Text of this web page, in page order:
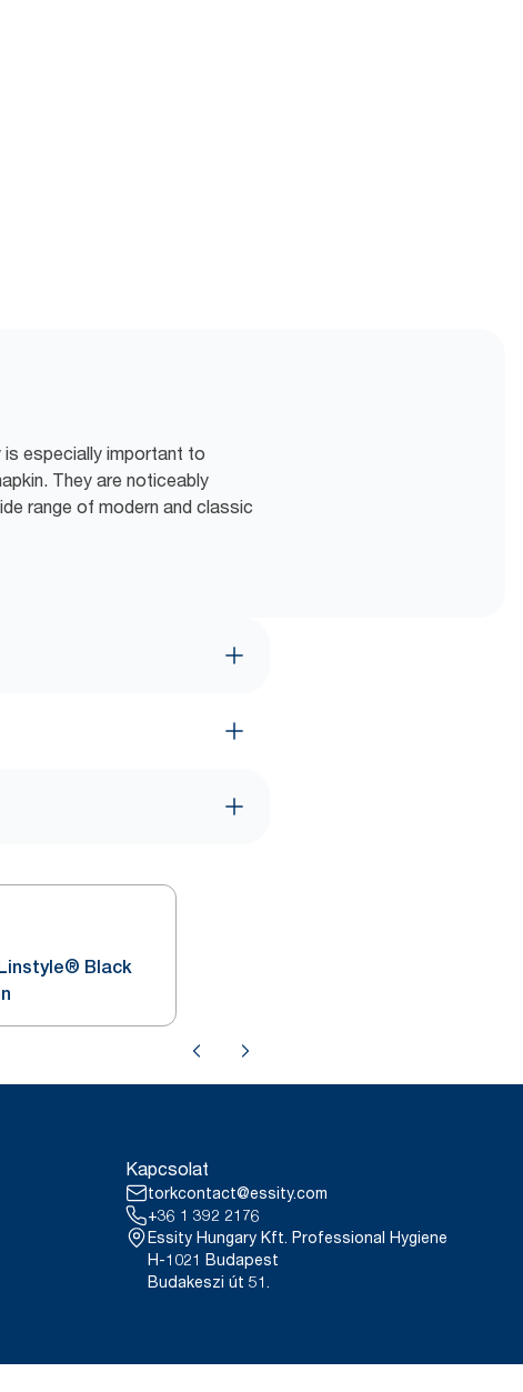
especially important to
They are noticeably
range of modern and classic
Black
Kapcsolat
torkcontact@essity.com
+36 1 392 2176
Essity Hungary Kft. Professional Hygiene
H-1021 Budapest
Budakeszi út 51.